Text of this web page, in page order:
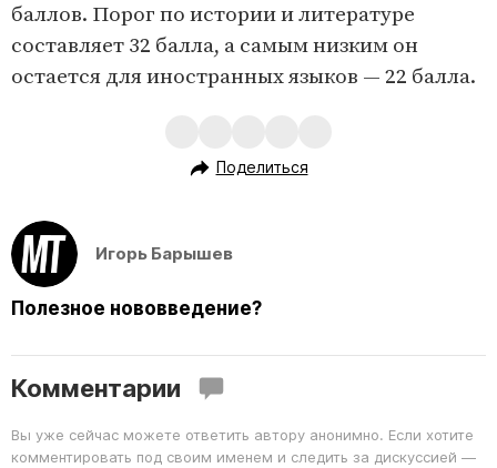
баллов. Порог по истории и литературе
составляет 32 балла, а самым низким он
остается для иностранных языков — 22 балла.
Поделиться
Игорь Барышев
Полезное нововведение?
Комментарии
Вы уже сейчас можете ответить автору анонимно. Если хотите
комментировать под своим именем и следить за дискуссией —